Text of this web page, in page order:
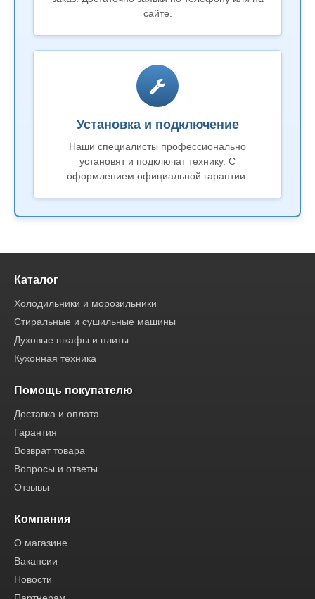
сайте.
Установка и подключение
Наши специалисты профессионально
установят и подключат технику. С
оформлением официальной гарантии.
Каталог
Холодильники и морозильники
Стиральные и сушильные машины
Духовые шкафы и плиты
Кухонная техника
Помощь покупателю
Доставка и оплата
Гарантия
Возврат товара
Вопросы и ответы
Отзывы
Компания
О магазине
Вакансии
Новости